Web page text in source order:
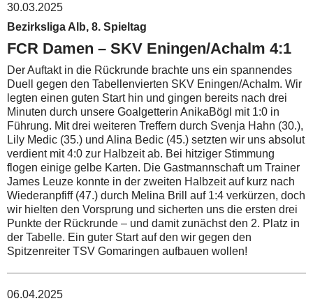
30.03.2025
Bezirksliga Alb, 8. Spieltag
FCR Damen – SKV Eningen/Achalm 4:1
Der Auftakt in die Rückrunde brachte uns ein spannendes
Duell gegen den Tabellenvierten SKV Eningen/Achalm. Wir
legten einen guten Start hin und gingen bereits nach drei
Minuten durch unsere Goalgetterin AnikaBögl mit 1:0 in
Führung. Mit drei weiteren Treffern durch Svenja Hahn (30.),
Lily Medic (35.) und Alina Bedic (45.) setzten wir uns absolut
verdient mit 4:0 zur Halbzeit ab. Bei hitziger Stimmung
flogen einige gelbe Karten. Die Gastmannschaft um Trainer
James Leuze konnte in der zweiten Halbzeit auf kurz nach
Wiederanpfiff (47.) durch Melina Brill auf 1:4 verkürzen, doch
wir hielten den Vorsprung und sicherten uns die ersten drei
Punkte der Rückrunde – und damit zunächst den 2. Platz in
der Tabelle. Ein guter Start auf den wir gegen den
Spitzenreiter TSV Gomaringen aufbauen wollen!
06.04.2025